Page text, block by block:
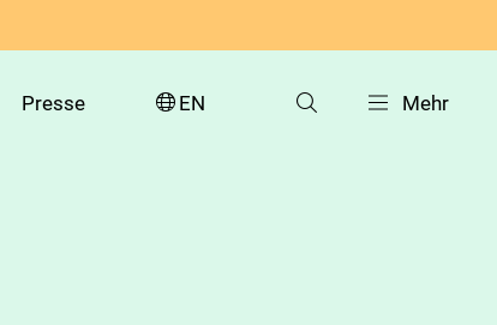
Presse EN Mehr